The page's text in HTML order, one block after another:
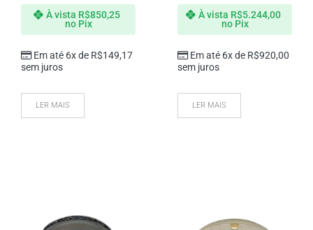
Em até 6x de R$149,17
sem juros
À vista R$850,25
no Pix
LER MAIS
Em até 6x de R$920,00
sem juros
À vista R$5.244,00
no Pix
LER MAIS